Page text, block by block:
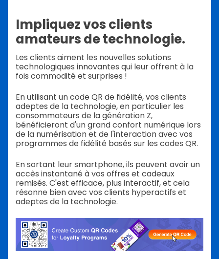
Impliquez vos clients
amateurs de technologie.
Les clients aiment les nouvelles solutions
technologiques innovantes qui leur offrent à la
fois commodité et surprises !
En utilisant un code QR de fidélité, vos clients
adeptes de la technologie, en particulier les
consommateurs de la génération Z,
bénéficieront d'un grand confort numérique lors
de la numérisation et de l'interaction avec vos
programmes de fidélité basés sur les codes QR.
En sortant leur smartphone, ils peuvent avoir un
accès instantané à vos offres et cadeaux
remisés. C'est efficace, plus interactif, et cela
résonne bien avec vos clients hyperactifs et
adeptes de la technologie.